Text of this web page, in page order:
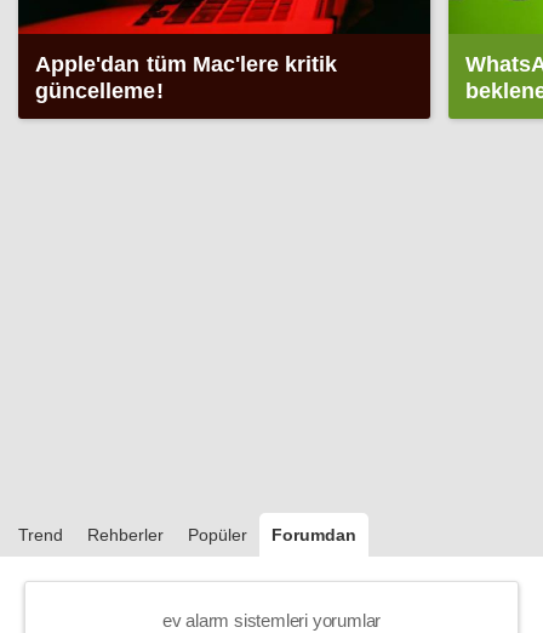
Apple'dan tüm Mac'lere kritik
güncelleme!
Trend Rehberler Popüler Forumdan
ev alarm sistemleri yorumlar